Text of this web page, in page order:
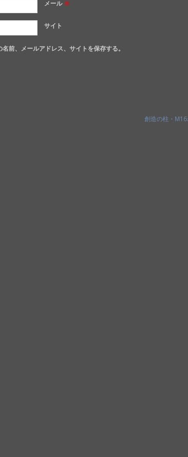
メール※
サイト
前、メールアドレス、サイトを保存する。
創造の柱・